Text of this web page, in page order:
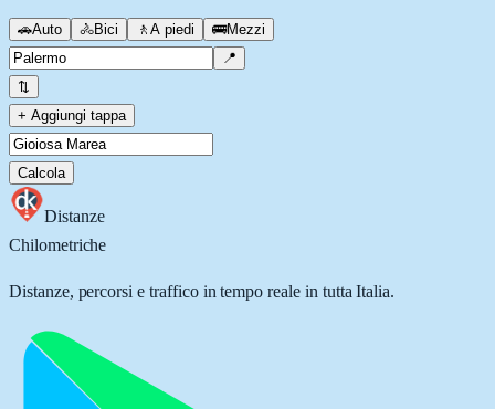
🚗Auto 🚴Bici 🚶 A piedi 🚌Mezzi
📍
⇅
+ Aggiungi tappa
Calcola
Distanze
Chilometriche
Distanze, percorsi e traffico in tempo reale in tutta Italia.